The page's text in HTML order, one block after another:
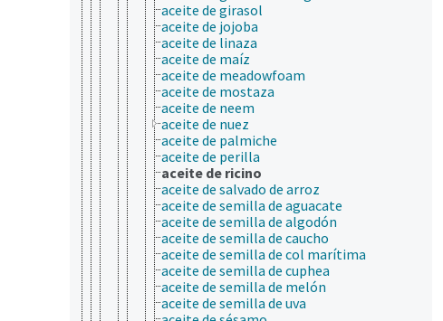
aceite de girasol
aceite de jojoba
aceite de linaza
aceite de maíz
aceite de meadowfoam
aceite de mostaza
aceite de neem
aceite de nuez
aceite de palmiche
aceite de perilla
aceite de ricino
aceite de salvado de arroz
aceite de semilla de aguacate
aceite de semilla de algodón
aceite de semilla de caucho
aceite de semilla de col marítima
aceite de semilla de cuphea
aceite de semilla de melón
aceite de semilla de uva